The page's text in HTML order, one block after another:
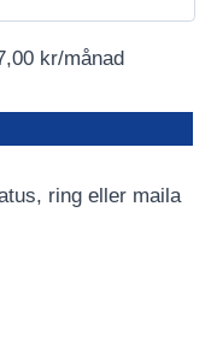
kr/månad
ring eller maila